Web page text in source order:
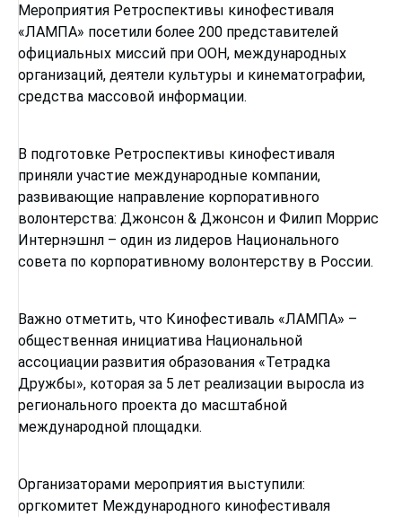
Мероприятия Ретроспективы кинофестиваля
«ЛАМПА» посетили более 200 представителей
официальных миссий при ООН, международных
организаций, деятели культуры и кинематографии,
средства массовой информации.
В подготовке Ретроспективы кинофестиваля
приняли участие международные компании,
развивающие направление корпоративного
волонтерства: Джонсон & Джонсон и Филип Моррис
Интернэшнл – один из лидеров Национального
совета по корпоративному волонтерству в России.
Важно отметить, что Кинофестиваль «ЛАМПА» –
общественная инициатива Национальной
ассоциации развития образования «Тетрадка
Дружбы», которая за 5 лет реализации выросла из
регионального проекта до масштабной
международной площадки.
Организаторами мероприятия выступили:
оргкомитет Международного кинофестиваля